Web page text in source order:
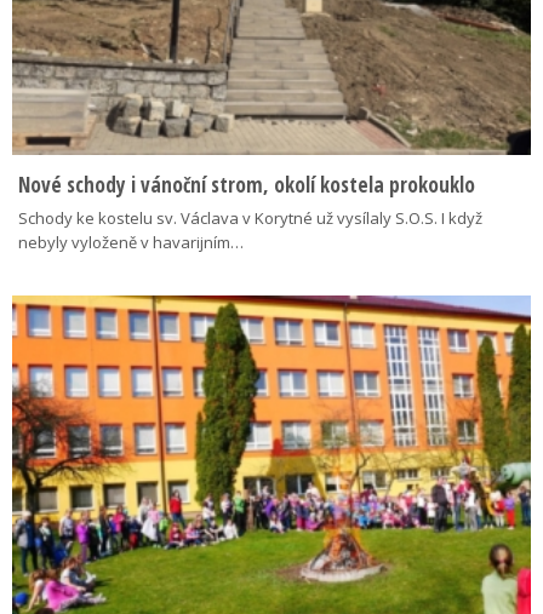
Nové schody i vánoční strom, okolí kostela prokouklo
Schody ke kostelu sv. Václava v Korytné už vysílaly S.O.S. I když
nebyly vyloženě v havarijním…